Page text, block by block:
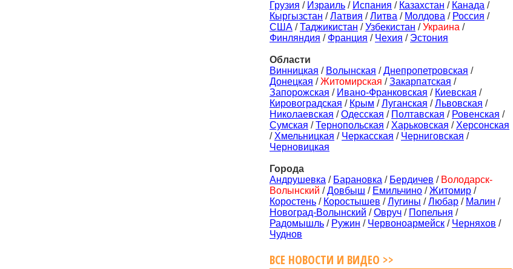
Грузия / Израиль / Испания / Казахстан / Канада /
Кыргызстан /Латвия /Литва / Молдова / Россия /
США /Таджикистан /Узбекистан /Украина /
Финляндия / Франция / Чехия / Эстония
Области
Винницкая / Волынская /Днепропетровская /
Донецкая /Житомирская /Закарпатская /
Запорожская / Ивано-Франковская / Киевская /
Кировоградская / Крым /Луганская /Львовская /
Николаевская /Одесская / Полтавская / Ровенская /
Сумская /Тернопольская / Харьковская / Херсонская
/ Хмельницкая / Черкасская / Черниговская /
Черновицкая
Города
Андрушевка / Барановка / Бердичев / Володарск-
Волынский /Довбыш / Емильчино /Житомир /
Коростень / Коростышев /Лугины /Любар / Малин /
Новоград-Волынский /Овруч / Попельня /
Радомышль / Ружин / Червоноармейск / Черняхов /
Чуднов
ВСЕ НОВОСТИ И ВИДЕО >>